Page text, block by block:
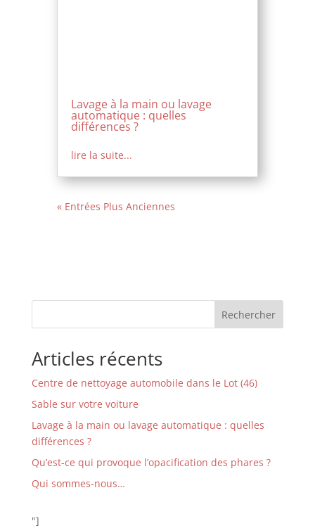
Lavage à la main ou lavage
automatique : quelles
différences ?
lire la suite...
« Entrées Plus Anciennes
Rechercher
Articles récents
Centre de nettoyage automobile dans le Lot (46)
Sable sur votre voiture
Lavage à la main ou lavage automatique : quelles
différences ?
Qu’est-ce qui provoque l’opacification des phares ?
Qui sommes-nous…
"]